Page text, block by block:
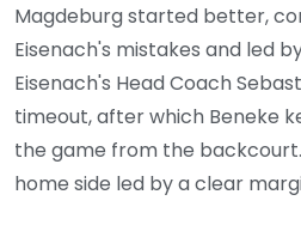
Magdeburg started better,
Eisenach's mistakes and led
Eisenach's Head Coach
timeout, after which Beneke
the game from the
home side led by a clear